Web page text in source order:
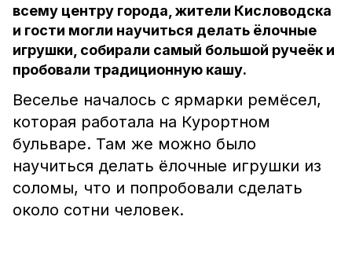
всему центру города, жители Кисловодска
и гости могли научиться делать ёлочные
игрушки, собирали самый большой ручеёк и
пробовали традиционную кашу.
Веселье началось с ярмарки ремёсел,
которая работала на Курортном
бульваре. Там же можно было
научиться делать ёлочные игрушки из
соломы, что и попробовали сделать
около сотни человек.